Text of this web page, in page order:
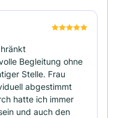
Begleitung ohne
Stelle. Frau
abgestimmt
hatte ich immer
und auch den